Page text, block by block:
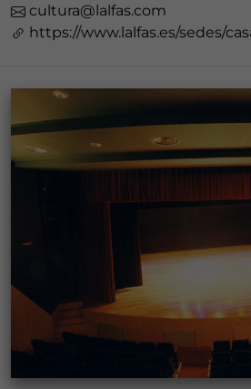
cultura@lalfas.com
https://www.lalfas.es/sedes/